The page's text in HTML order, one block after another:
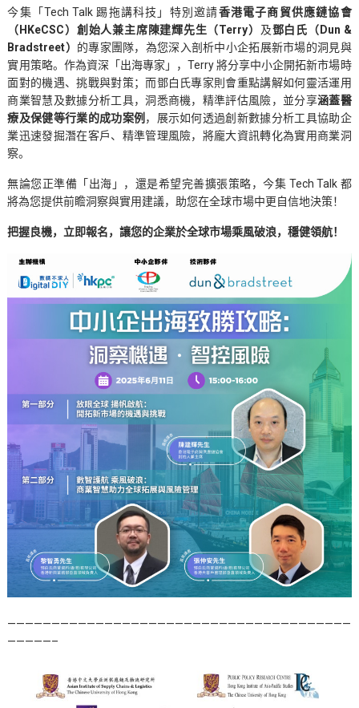
今集「Tech Talk 踢拖講科技」特別邀請香港電子商貿供應鏈協會
（HKeCSC）創始人兼主席陳建輝先生（Terry） 及鄧白氏（Dun &
Bradstreet） 的專家團隊，為您深入剖析中小企拓展新市場的洞見與
實用策略。作為資深「出海專家」，Terry 將分享中小企開拓新市場時
面對的機遇、挑戰與對策；而鄧白氏專家則會重點講解如何靈活運用
商業智慧及數據分析工具，洞悉商機，精準評估風險，並分享涵蓋醫
療及保健等行業的成功案例 ，展示如何透過創新數據分析工具協助企
業迅速發掘潛在客戶、精準管理風險，將龐大資訊轉化為實用商業洞
察。
無論您正準備「出海」，還是希望完善擴張策略，今集 Tech Talk 都
將為您提供前瞻洞察與實用建議，助您在全球市場中更自信地決策！
把握良機，立即報名，讓您的企業於全球市場乘風破浪，穩健領航！
———————————————————————————————————————
—————–